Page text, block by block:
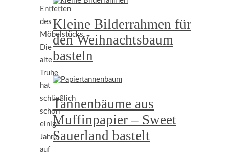
Entfetten
des
Möbelstücks.
Die
alte
Truhe
hat
schließlich
schon
einige
Jahre
auf
Kleine Bilderrahmen für
den Weihnachtsbaum
basteln
Tannenbäume aus
Muffinpapier – Sweet
Sauerland bastelt